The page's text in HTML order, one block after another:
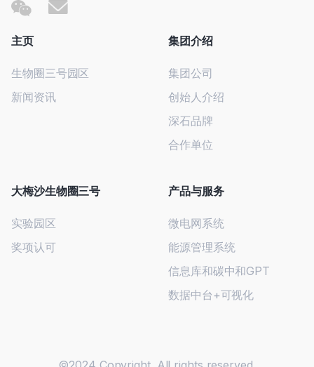
主页
生物圈三号园区
新闻资讯
集团介绍
集团公司
创始人介绍
深石品牌
合作单位
大梅沙生物圈三号
实验园区
奖项认可
产品与服务
微电网系统
能源管理系统
信息库和碳中和GPT
数据中台+可视化